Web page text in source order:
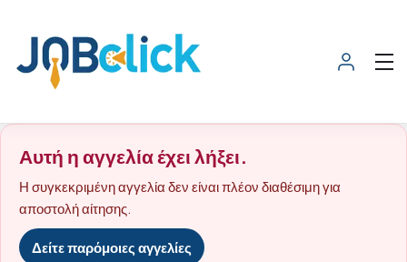
Αυτή η αγγελία έχει λήξει.
Η συγκεκριμένη αγγελία δεν είναι πλέον διαθέσιμη για
αποστολή αίτησης.
Δείτε παρόμοιες αγγελίες